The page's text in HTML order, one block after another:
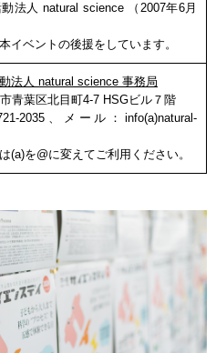
法人 natural science （2007年6月
イベントの後援をしています。
法人 natural science 事務局
青葉区北目町4-7 HSGビル７階
2035、メール：info(a)natural-
(a)を@に変えてご利用ください。